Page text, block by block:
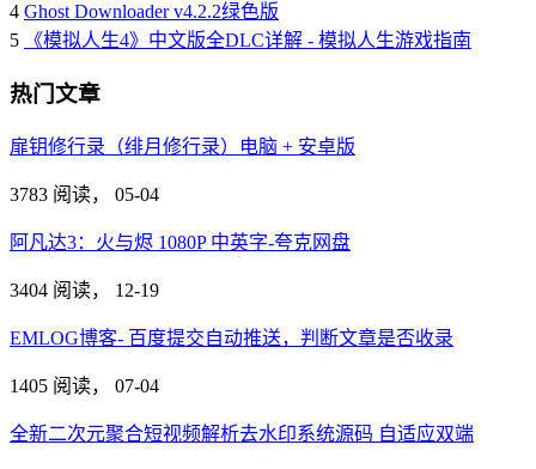
4 Ghost Downloader v4.2.2绿色版
5
《模拟人生4》中文版全DLC详解 - 模拟人生游戏指南
热门文章
扉钥修行录（绯月修行录）电脑 + 安卓版
3783 阅读， 05-04
阿凡达3：火与烬 1080P 中英字-夸克网盘
3404 阅读， 12-19
EMLOG博客- 百度提交自动推送，判断文章是否收录
1405 阅读， 07-04
全新二次元聚合短视频解析去水印系统源码 自适应双端